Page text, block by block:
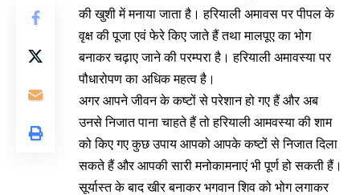
की खुशी में मनाया जाता है। हरियाली अमावस पर पीपल के
वृक्ष की पूजा एवं फेरे किए जाते हैं तथा मालपूए का भोग
बनाकर चढ़ाए जाने की परम्परा है। हरियाली अमावस्या पर
पौधारोपण का अधिक महत्व है।
अगर आपने जीवन के कष्टों से परेशान हो गए हैं और अब
उनसे निजात पाना चाहते हैं तो हरियाली आमवस्या की शाम
को किए गए कुछ उपाय आपको आपके कष्टों से निजात दिला
सकते हैं और आपकी सारी मनोकामनाएं भी पूर्ण हो सकती हैं।
सूर्यास्त के बाद खीर बनाकर भगवान शिव को भोग लगाकर